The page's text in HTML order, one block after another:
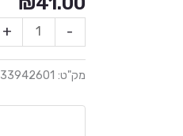
-
+
מק"ט: 33942601